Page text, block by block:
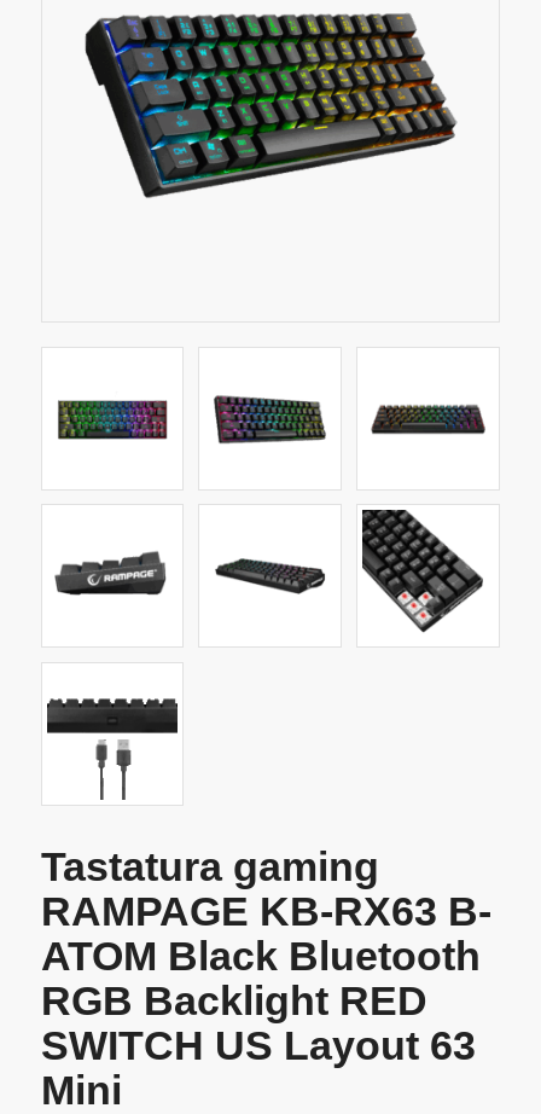
Tastatura gaming
RAMPAGE KB-RX63 B-
ATOM Black Bluetooth
RGB Backlight RED
SWITCH US Layout 63
Mini